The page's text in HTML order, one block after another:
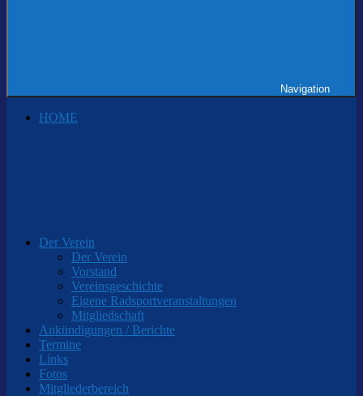
Navigation
HOME
Der Verein
Der Verein
Vorstand
Vereinsgeschichte
Eigene Radsportveranstaltungen
Mitgliedschaft
Ankündigungen / Berichte
Termine
Links
Fotos
Mitgliederbereich